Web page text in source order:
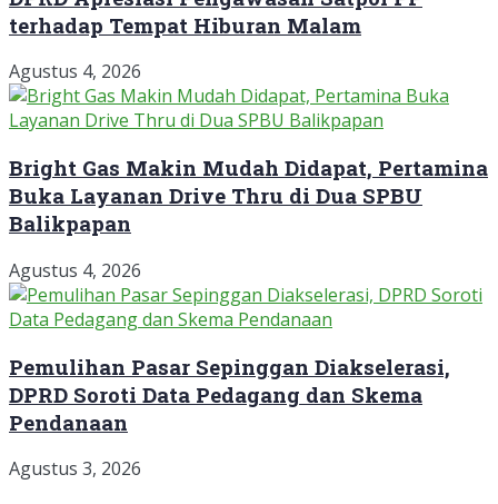
terhadap Tempat Hiburan Malam
Agustus 4, 2026
Bright Gas Makin Mudah Didapat, Pertamina
Buka Layanan Drive Thru di Dua SPBU
Balikpapan
Agustus 4, 2026
Pemulihan Pasar Sepinggan Diakselerasi,
DPRD Soroti Data Pedagang dan Skema
Pendanaan
Agustus 3, 2026